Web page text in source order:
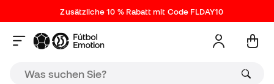
Zusätzliche 10 % Rabatt mit Code FLDAY10